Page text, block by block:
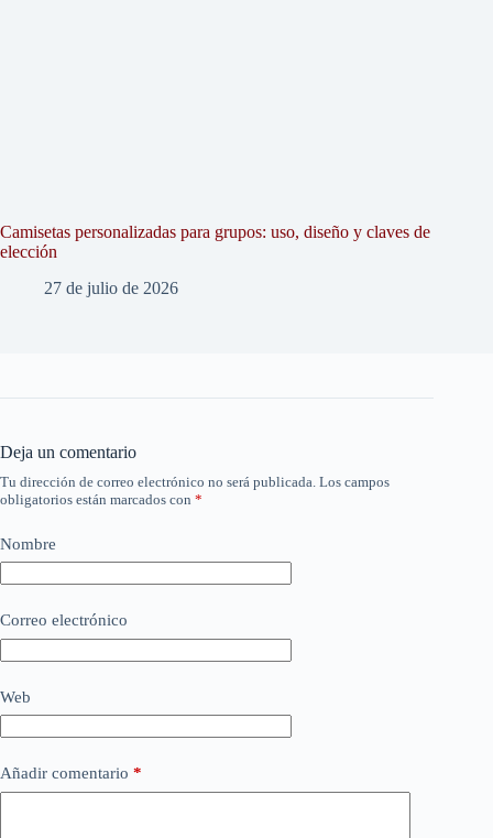
Camisetas personalizadas para grupos: uso, diseño y claves de
elección
27 de julio de 2026
Deja un comentario
Tu dirección de correo electrónico no será publicada. Los campos
obligatorios están marcados con *
Nombre
Correo electrónico
Web
Añadir comentario *